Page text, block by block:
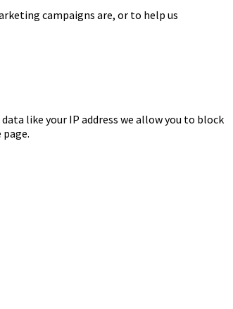
campaigns are, or to help us
like your IP address we allow you to block